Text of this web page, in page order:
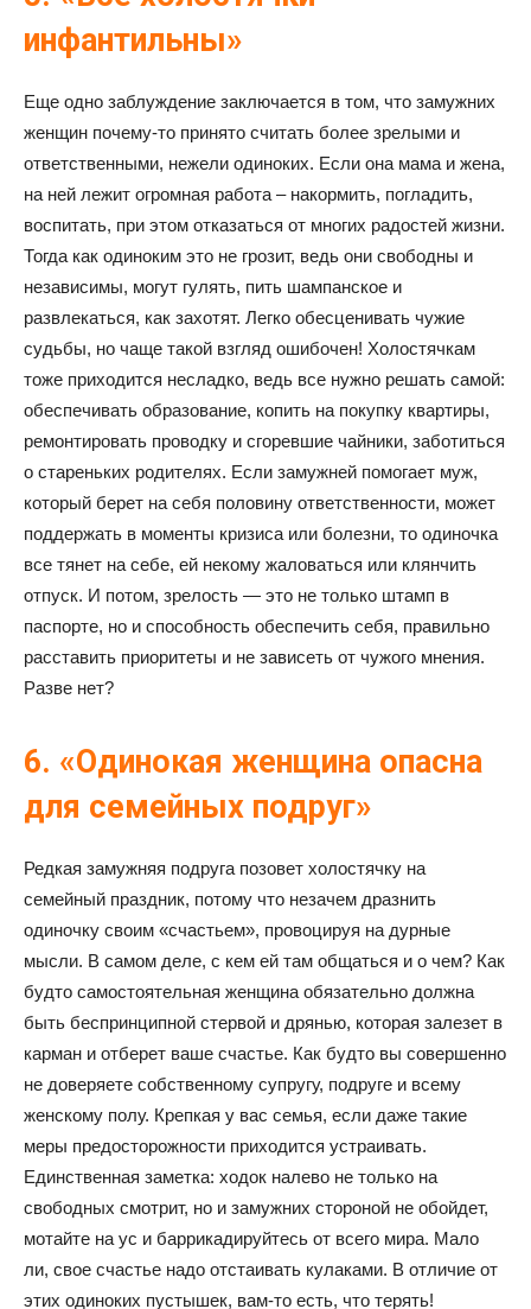
инфантильны»
Еще одно заблуждение заключается в том, что замужних
женщин почему-то принято считать более зрелыми и
ответственными, нежели одиноких. Если она мама и жена,
на ней лежит огромная работа – накормить, погладить,
воспитать, при этом отказаться от многих радостей жизни.
Тогда как одиноким это не грозит, ведь они свободны и
независимы, могут гулять, пить шампанское и
развлекаться, как захотят. Легко обесценивать чужие
судьбы, но чаще такой взгляд ошибочен! Холостячкам
тоже приходится несладко, ведь все нужно решать самой:
обеспечивать образование, копить на покупку квартиры,
ремонтировать проводку и сгоревшие чайники, заботиться
о стареньких родителях. Если замужней помогает муж,
который берет на себя половину ответственности, может
поддержать в моменты кризиса или болезни, то одиночка
все тянет на себе, ей некому жаловаться или клянчить
отпуск. И потом, зрелость — это не только штамп в
паспорте, но и способность обеспечить себя, правильно
расставить приоритеты и не зависеть от чужого мнения.
Разве нет?
6. «Одинокая женщина опасна
для семейных подруг»
Редкая замужняя подруга позовет холостячку на
семейный праздник, потому что незачем дразнить
одиночку своим «счастьем», провоцируя на дурные
мысли. В самом деле, с кем ей там общаться и о чем? Как
будто самостоятельная женщина обязательно должна
быть беспринципной стервой и дрянью, которая залезет в
карман и отберет ваше счастье. Как будто вы совершенно
не доверяете собственному супругу, подруге и всему
женскому полу. Крепкая у вас семья, если даже такие
меры предосторожности приходится устраивать.
Единственная заметка: ходок налево не только на
свободных смотрит, но и замужних стороной не обойдет,
мотайте на ус и баррикадируйтесь от всего мира. Мало
ли, свое счастье надо отстаивать кулаками. В отличие от
этих одиноких пустышек, вам-то есть, что терять!